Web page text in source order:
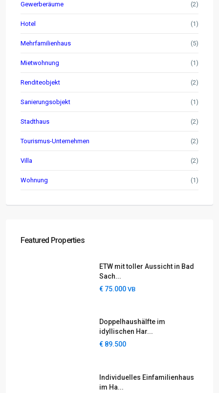
Gewerberäume (2)
Hotel (1)
Mehrfamilienhaus (5)
Mietwohnung (1)
Renditeobjekt (2)
Sanierungsobjekt (1)
Stadthaus (2)
Tourismus-Unternehmen (2)
Villa (2)
Wohnung (1)
Featured Properties
ETW mit toller Aussicht in Bad
Sach...
€ 75.000VB
Doppelhaushälfte im
idyllischen Har...
€ 89.500
Individuelles Einfamilienhaus
im Ha...